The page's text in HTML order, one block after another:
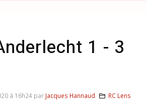
1 - 3
à 16h24 par Jacques Hannaud RC Lens